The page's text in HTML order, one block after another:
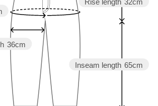
Inseam length 65cm
Rise length 32cm
36cm